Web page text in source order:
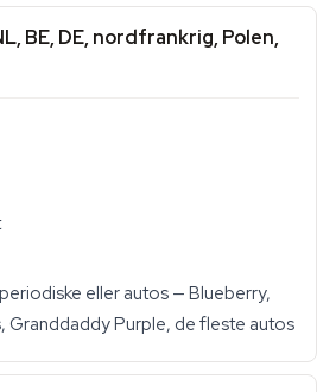
BE, DE, nordfrankrig, Polen,
eller autos — Blueberry,
Granddaddy Purple, de fleste autos